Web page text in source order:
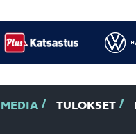
MEDIA TULOKSET